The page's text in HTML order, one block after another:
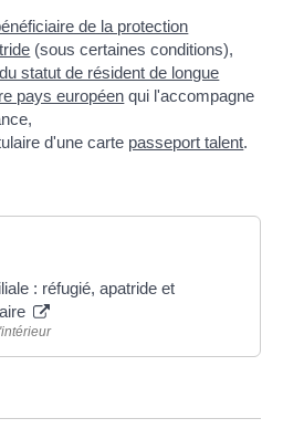
de la protection
(sous certaines conditions),
statut de résident de longue
pays européen qui l'accompagne
d'une carte passeport talent.
: réfugié, apatride et